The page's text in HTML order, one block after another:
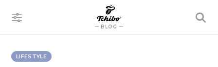
BLOG
VYHLEDÁVÁNÍ
LIFESTYLE